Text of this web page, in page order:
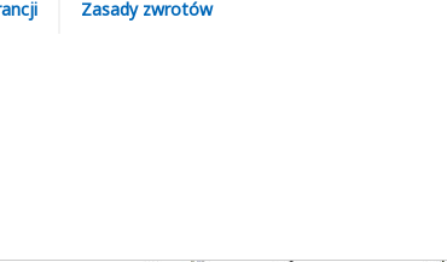
Zasady zwrotów